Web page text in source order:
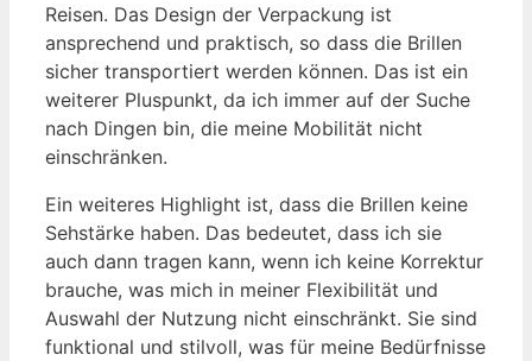
Reisen. Das Design der Verpackung ist
ansprechend und praktisch, so dass die Brillen
sicher transportiert werden können. Das ist ein
weiterer Pluspunkt, da ich immer auf der Suche
nach Dingen bin, die meine Mobilität nicht
einschränken.
Ein weiteres Highlight ist, dass die Brillen keine
Sehstärke haben. Das bedeutet, dass ich sie
auch dann tragen kann, wenn ich keine Korrektur
brauche, was mich in meiner Flexibilität und
Auswahl der Nutzung nicht einschränkt. Sie sind
funktional und stilvoll, was für meine Bedürfnisse